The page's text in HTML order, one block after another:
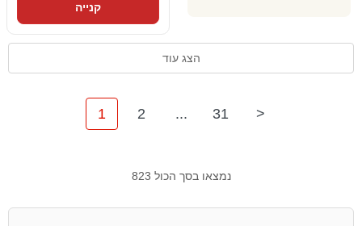
קנייה
הצג עוד
1 2 ... 31 >
נמצאו בסך הכול 823